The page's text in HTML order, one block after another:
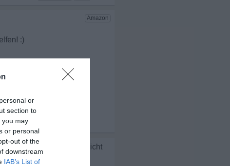
or
section to
you may
or personal
out of the
downstream
IAB’s List of
mit dem man es noch nicht
dazugelernt